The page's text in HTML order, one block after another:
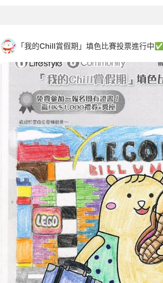
「我的Chill賞假期」填色比賽投票進行中✅